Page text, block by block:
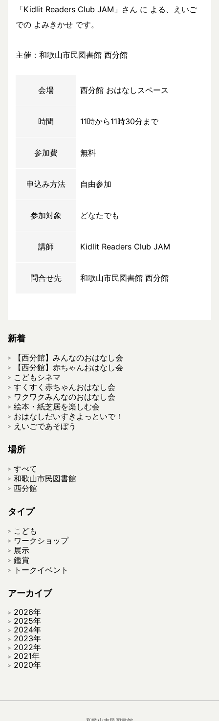
「Kidlit Readers Club JAM」さん に よる、えいご
での よみきかせ です。
主催：和歌山市民図書館 西分館
会場 西分館 おはなしスペース
時間 11時から11時30分まで
参加費 無料
申込み方法 自由参加
参加対象 どなたでも
講師 Kidlit Readers Club JAM
問合せ先 和歌山市民図書館 西分館
新着
【西分館】みんなのおはなし会
【西分館】赤ちゃんおはなし会
こどもシネマ
すくすく赤ちゃんおはなし会
ワクワクみんなのおはなし会
絵本・紙芝居を楽しむ会
おはなしだいすきよっといで！
えいごであそぼう
場所
すべて
和歌山市民図書館
西分館
タイプ
こども
ワークショップ
展示
鑑賞
トークイベント
アーカイブ
2026年
2025年
2024年
2023年
2022年
2021年
2020年